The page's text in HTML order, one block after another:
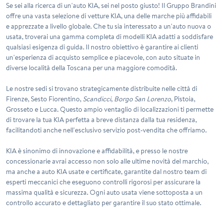
Se sei alla ricerca di un'auto KIA, sei nel posto giusto! Il Gruppo Brandini
offre una vasta selezione di vetture KIA, una delle marche più affidabili
e apprezzate a livello globale. Che tu sia interessato a un'auto nuova o
usata, troverai una gamma completa di modelli KIA adatti a soddisfare
qualsiasi esigenza di guida. Il nostro obiettivo è garantire ai clienti
un'esperienza di acquisto semplice e piacevole, con auto situate in
diverse località della Toscana per una maggiore comodità.
Le nostre sedi si trovano strategicamente distribuite nelle città di
Firenze, Sesto Fiorentino, Scandicci, Borgo San Lorenzo, Pistoia,
Grosseto e Lucca. Questo ampio ventaglio di localizzazioni ti permette
di trovare la tua KIA perfetta a breve distanza dalla tua residenza,
facilitandoti anche nell'esclusivo servizio post-vendita che offriamo.
KIA è sinonimo di innovazione e affidabilità, e presso le nostre
concessionarie avrai accesso non solo alle ultime novità del marchio,
ma anche a auto KIA usate e certificate, garantite dal nostro team di
esperti meccanici che eseguono controlli rigorosi per assicurare la
massima qualità e sicurezza. Ogni auto usata viene sottoposta a un
controllo accurato e dettagliato per garantire il suo stato ottimale.